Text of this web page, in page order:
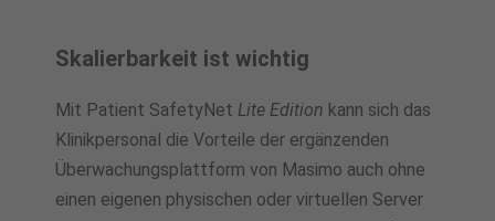
Skalierbarkeit ist wichtig
Mit Patient SafetyNet Lite Edition kann sich das
Klinikpersonal die Vorteile der ergänzenden
Überwachungsplattform von Masimo auch ohne
einen eigenen physischen oder virtuellen Server